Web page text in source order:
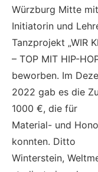
Würzburg Mitte mit
Initiatorin und
Tanzprojekt „WIR
– TOP MIT HIP-
beworben. Im
2022 gab es die
1000 €, die für
Material- und
konnten. Ditto
Winterstein,